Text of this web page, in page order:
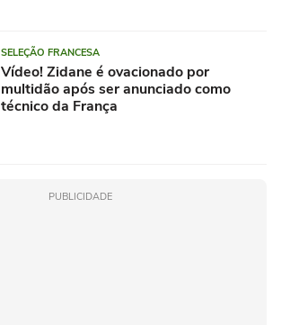
SELEÇÃO FRANCESA
Vídeo! Zidane é ovacionado por
multidão após ser anunciado como
técnico da França
PUBLICIDADE